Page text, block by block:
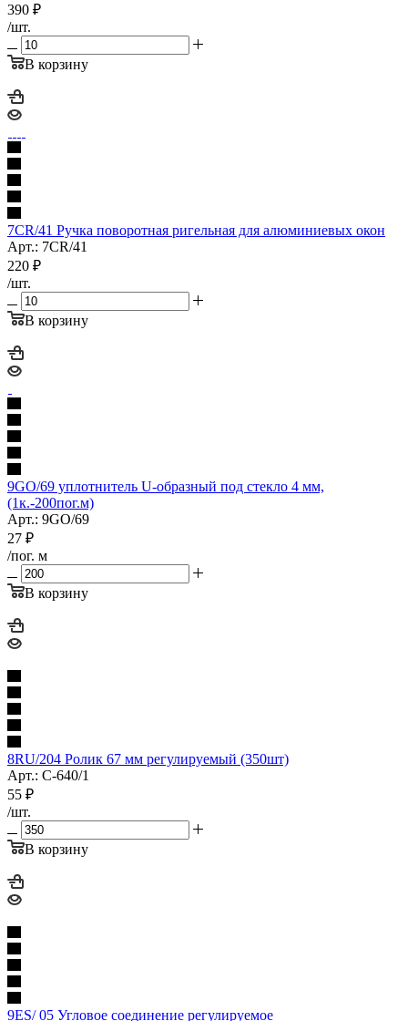
390 ₽
/шт.
В корзину
7CR/41 Ручка поворотная ригельная для алюминиевых окон
Арт.: 7СR/41
220 ₽
/шт.
В корзину
9GO/69 уплотнитель U-образный под стекло 4 мм,
(1к.-200пог.м)
Арт.: 9GO/69
27 ₽
/пог. м
В корзину
8RU/204 Ролик 67 мм регулируемый (350шт)
Арт.: С-640/1
55 ₽
/шт.
В корзину
9ES/ 05 Угловое соединение регулируемое